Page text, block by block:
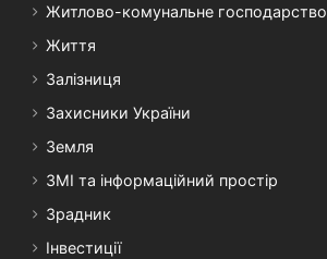
Житлово-комунальне господарство
Життя
Залізниця
Захисники України
Земля
ЗМІ та інформаційний простір
Зрадник
Інвестиції